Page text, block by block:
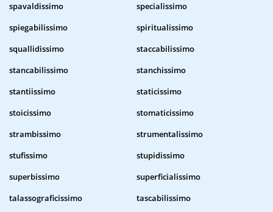
spavaldissimo
specialissimo
spiegabilissimo
spiritualissimo
squallidissimo
staccabilissimo
stancabilissimo
stanchissimo
stantiissimo
staticissimo
stoicissimo
stomaticissimo
strambissimo
strumentalissimo
stufissimo
stupidissimo
superbissimo
superficialissimo
talassograficissimo
tascabilissimo